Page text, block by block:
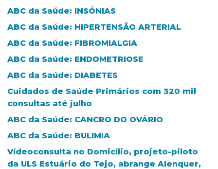
ABC da Saúde: INSÓNIAS
ABC da Saúde: HIPERTENSÃO ARTERIAL
ABC da Saúde: FIBROMIALGIA
ABC da Saúde: ENDOMETRIOSE
ABC da Saúde: DIABETES
Cuidados de Saúde Primários com 320 mil
consultas até julho
ABC da Saúde: CANCRO DO OVÁRIO
ABC da Saúde: BULIMIA
Vídeoconsulta no Domicílio, projeto-piloto
da ULS Estuário do Tejo, abrange Alenquer,